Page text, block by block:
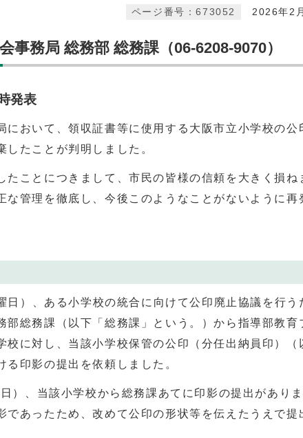
2026年2
ページ番号：673052
事務局 総務部 総務課（06-6208-9070）
発表
おいて、領収証書等に使用する大阪市立小学校の公
したことが判明しました。
ことにつきまして、市民の皆様の信頼を大きく損ね
な管理を徹底し、今後このようなことがないように再
）、ある小学校の統合に向けて公印廃止協議を行う
部総務課（以下「総務課」という。）から指導部教育
校に対し、当該小学校保管の公印（分任出納員印）（
る印影の提出を依頼しました。
）、当該小学校から総務課あてに印影の提出がありま
であったため、改めて公印の形状等を伝えたうえで提